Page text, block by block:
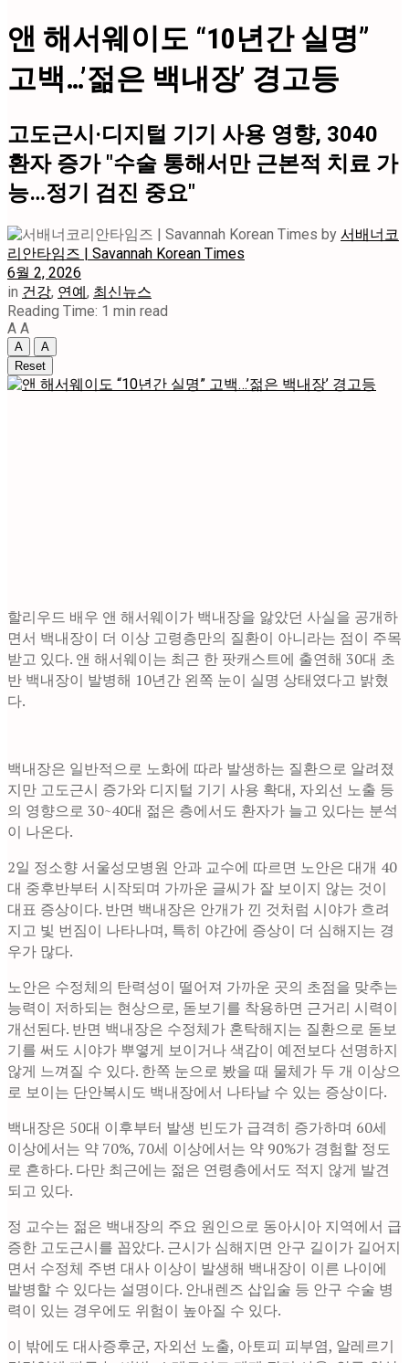
앤 해서웨이도 “10년간 실명”
고백…’젊은 백내장’ 경고등
고도근시·디지털 기기 사용 영향, 3040
환자 증가 "수술 통해서만 근본적 치료 가
능…정기 검진 중요"
by 서배너코
리안타임즈 | Savannah Korean Times
6월 2, 2026
in 건강, 연예, 최신뉴스
Reading Time: 1 min read
A A
A
A
Reset
할리우드 배우 앤 해서웨이가 백내장을 앓았던 사실을 공개하
면서 백내장이 더 이상 고령층만의 질환이 아니라는 점이 주목
받고 있다. 앤 해서웨이는 최근 한 팟캐스트에 출연해 30대 초
반 백내장이 발병해 10년간 왼쪽 눈이 실명 상태였다고 밝혔
다.
백내장은 일반적으로 노화에 따라 발생하는 질환으로 알려졌
지만 고도근시 증가와 디지털 기기 사용 확대, 자외선 노출 등
의 영향으로 30~40대 젊은 층에서도 환자가 늘고 있다는 분석
이 나온다.
2일 정소향 서울성모병원 안과 교수에 따르면 노안은 대개 40
대 중후반부터 시작되며 가까운 글씨가 잘 보이지 않는 것이
대표 증상이다. 반면 백내장은 안개가 낀 것처럼 시야가 흐려
지고 빛 번짐이 나타나며, 특히 야간에 증상이 더 심해지는 경
우가 많다.
노안은 수정체의 탄력성이 떨어져 가까운 곳의 초점을 맞추는
능력이 저하되는 현상으로, 돋보기를 착용하면 근거리 시력이
개선된다. 반면 백내장은 수정체가 혼탁해지는 질환으로 돋보
기를 써도 시야가 뿌옇게 보이거나 색감이 예전보다 선명하지
않게 느껴질 수 있다. 한쪽 눈으로 봤을 때 물체가 두 개 이상으
로 보이는 단안복시도 백내장에서 나타날 수 있는 증상이다.
백내장은 50대 이후부터 발생 빈도가 급격히 증가하며 60세
이상에서는 약 70%, 70세 이상에서는 약 90%가 경험할 정도
로 흔하다. 다만 최근에는 젊은 연령층에서도 적지 않게 발견
되고 있다.
정 교수는 젊은 백내장의 주요 원인으로 동아시아 지역에서 급
증한 고도근시를 꼽았다. 근시가 심해지면 안구 길이가 길어지
면서 수정체 주변 대사 이상이 발생해 백내장이 이른 나이에
발병할 수 있다는 설명이다. 안내렌즈 삽입술 등 안구 수술 병
력이 있는 경우에도 위험이 높아질 수 있다.
이 밖에도 대사증후군, 자외선 노출, 아토피 피부염, 알레르기